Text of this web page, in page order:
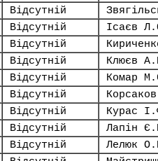
Відсутній
Відсутній Ісаєв
Відсутній
Відсутній Клюєв
Відсутній Комар
Відсутній
Відсутній Курас
Відсутній Лапін
Відсутній Лелюк